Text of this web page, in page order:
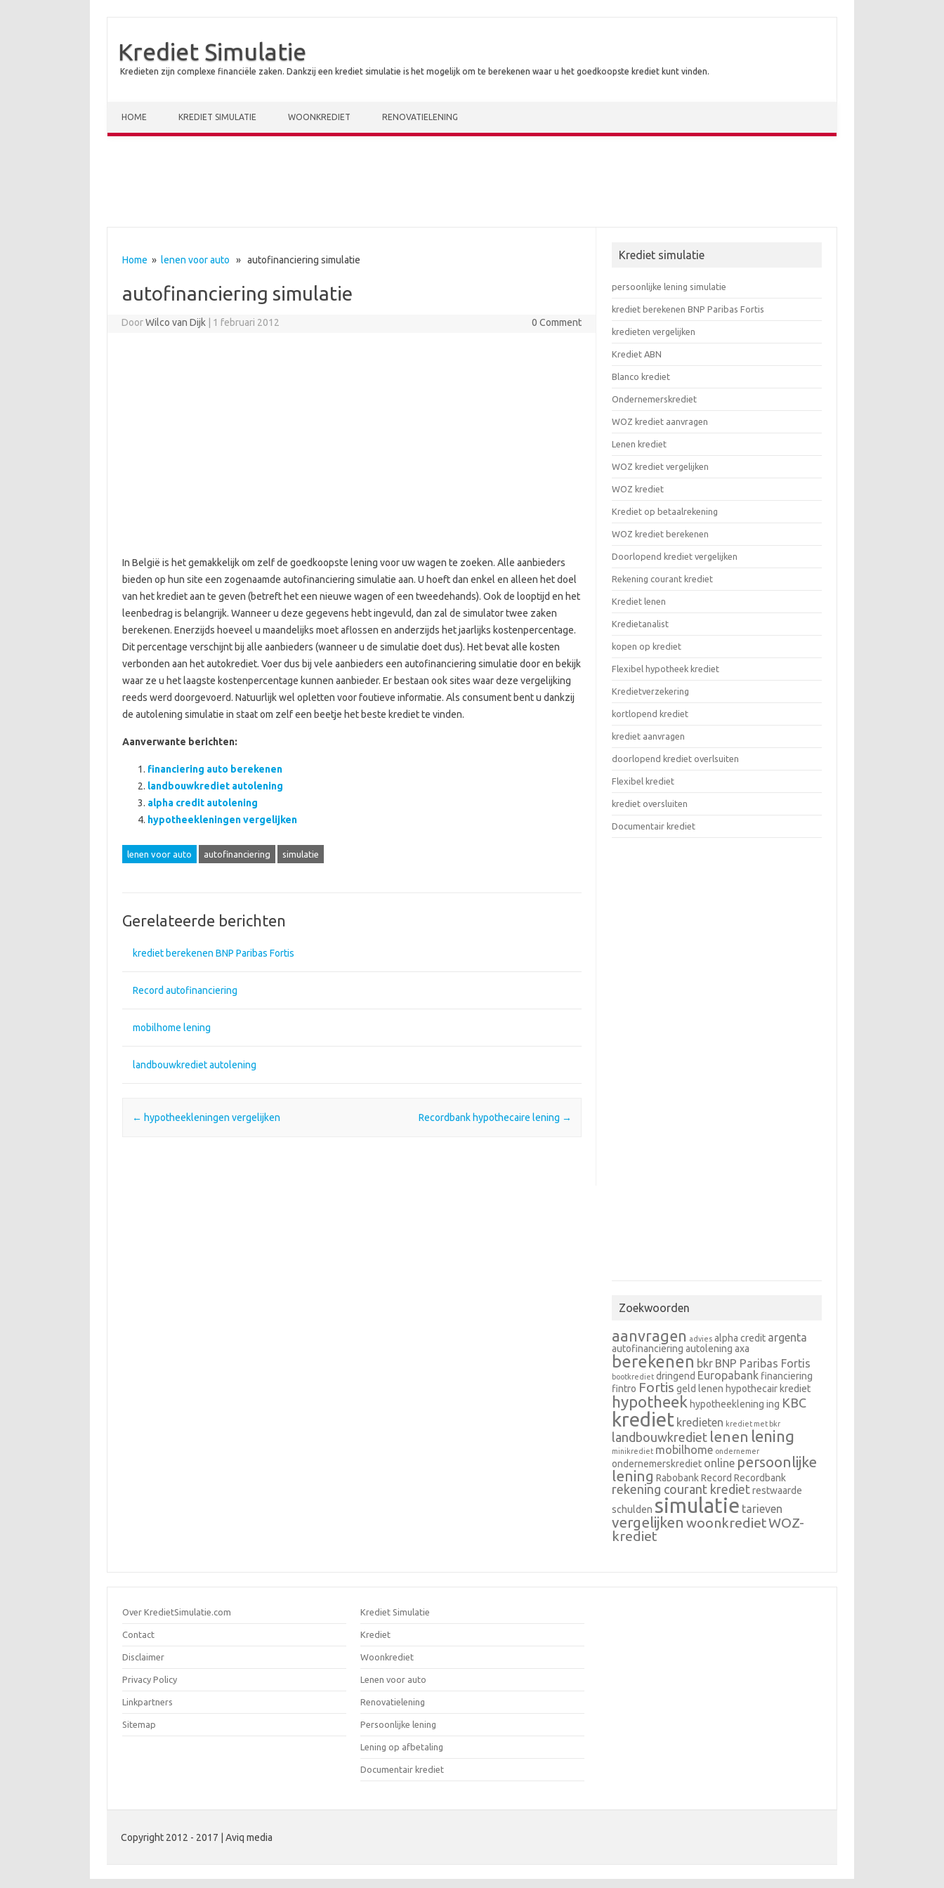
Krediet Simulatie
Kredieten zijn complexe financiële zaken. Dankzij een krediet simulatie is het mogelijk om te berekenen waar u het goedkoopste krediet kunt vinden.
HOME KREDIET SIMULATIE WOONKREDIET RENOVATIELENING
Home » lenen voor auto » autofinanciering simulatie
autofinanciering simulatie
DoorWilco van Dijk 1 februari 2012 0 Comment
In België is het gemakkelijk om zelf de goedkoopste lening voor uw wagen te zoeken. Alle aanbieders
bieden op hun site een zogenaamde autofinanciering simulatie aan. U hoeft dan enkel en alleen het doel
van het krediet aan te geven (betreft het een nieuwe wagen of een tweedehands). Ook de looptijd en het
leenbedrag is belangrijk. Wanneer u deze gegevens hebt ingevuld, dan zal de simulator twee zaken
berekenen. Enerzijds hoeveel u maandelijks moet aflossen en anderzijds het jaarlijks kostenpercentage.
Dit percentage verschijnt bij alle aanbieders (wanneer u de simulatie doet dus). Het bevat alle kosten
verbonden aan het autokrediet. Voer dus bij vele aanbieders een autofinanciering simulatie door en bekijk
waar ze u het laagste kostenpercentage kunnen aanbieder. Er bestaan ook sites waar deze vergelijking
reeds werd doorgevoerd. Natuurlijk wel opletten voor foutieve informatie. Als consument bent u dankzij
de autolening simulatie in staat om zelf een beetje het beste krediet te vinden.
Aanverwante berichten:
financiering auto berekenen
landbouwkrediet autolening
alpha credit autolening
hypotheekleningen vergelijken
lenen voor auto autofinanciering simulatie
Gerelateerde berichten
krediet berekenen BNP Paribas Fortis
Record autofinanciering
mobilhome lening
landbouwkrediet autolening
Post navigation
← hypotheekleningen vergelijken Recordbank hypothecaire lening →
Krediet simulatie
persoonlijke lening simulatie
krediet berekenen BNP Paribas Fortis
kredieten vergelijken
Krediet ABN
Blanco krediet
Ondernemerskrediet
WOZ krediet aanvragen
Lenen krediet
WOZ krediet vergelijken
WOZ krediet
Krediet op betaalrekening
WOZ krediet berekenen
Doorlopend krediet vergelijken
Rekening courant krediet
Krediet lenen
Kredietanalist
kopen op krediet
Flexibel hypotheek krediet
Kredietverzekering
kortlopend krediet
krediet aanvragen
doorlopend krediet overlsuiten
Flexibel krediet
krediet oversluiten
Documentair krediet
Zoekwoorden
aanvragen advies alpha credit argenta
autofinanciering autolening axa
berekenen bkr BNP Paribas Fortis
bootkrediet dringend Europabank financiering
fintro Fortis geld lenen hypothecair krediet
hypotheek hypotheeklening ing KBC
krediet kredieten krediet met bkr
landbouwkrediet lenen lening
minikrediet mobilhome ondernemer
ondernemerskrediet online persoonlijke
lening Rabobank Record Recordbank
rekening courant krediet restwaarde
schulden simulatie tarieven
vergelijken woonkredietWOZ-
krediet
Over KredietSimulatie.com
Contact
Disclaimer
Privacy Policy
Linkpartners
Sitemap
Krediet Simulatie
Krediet
Woonkrediet
Lenen voor auto
Renovatielening
Persoonlijke lening
Lening op afbetaling
Documentair krediet
Copyright 2012 - 2017 | Aviq media